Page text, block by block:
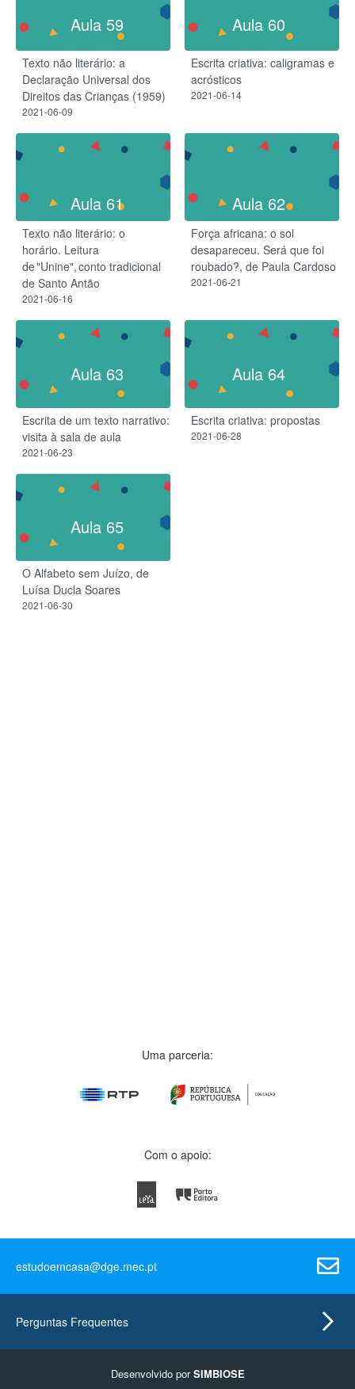
Aula 59
Texto não literário: a
Declaração Universal dos
Direitos das Crianças (1959)
2021-06-09
Aula 60
Escrita criativa: caligramas e
acrósticos
2021-06-14
Aula 61
Texto não literário: o
horário. Leitura
de "Unine", conto tradicional
de Santo Antão
2021-06-16
Aula 62
Força africana: o sol
desapareceu. Será que foi
roubado?, de Paula Cardoso
2021-06-21
Aula 63
Escrita de um texto narrativo:
visita à sala de aula
2021-06-23
Aula 64
Escrita criativa: propostas
2021-06-28
Aula 65
O Alfabeto sem Juízo, de
Luísa Ducla Soares
2021-06-30
Uma parceria:
Com o apoio:
estudoemcasa@dge.mec.pt
Perguntas Frequentes
Desenvolvido porSIMBIOSE